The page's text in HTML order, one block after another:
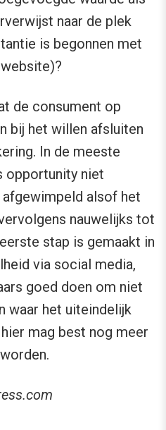
naar de plek
is begonnen met
de consument op
bij het willen afsluiten
In de meeste
opportunity niet
alsof het
nauwelijks tot
stap is gemaakt in
via social media,
goed doen om niet
waar het uiteindelijk
mag best nog meer